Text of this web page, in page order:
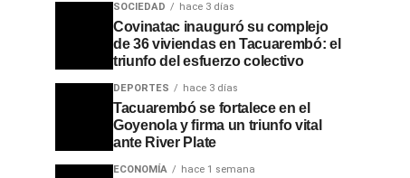
SOCIEDAD hace 3 días
Covinatac inauguró su complejo
de 36 viviendas en Tacuarembó: el
triunfo del esfuerzo colectivo
DEPORTES hace 3 días
Tacuarembó se fortalece en el
Goyenola y firma un triunfo vital
ante River Plate
ECONOMÍA hace 1 semana